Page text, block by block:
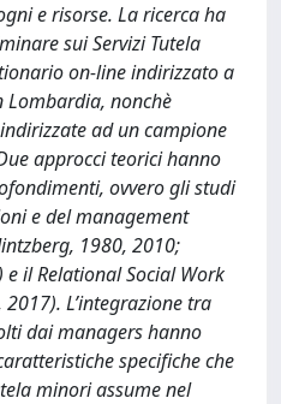
e risorse. La ricerca ha
sui Servizi Tutela
on-line indirizzato a
nonchè
ad un campione
approcci teorici hanno
ovvero gli studi
e del management
1980, 2010;
il Relational Social Work
L’integrazione tra
dai managers hanno
specifiche che
minori assume nel